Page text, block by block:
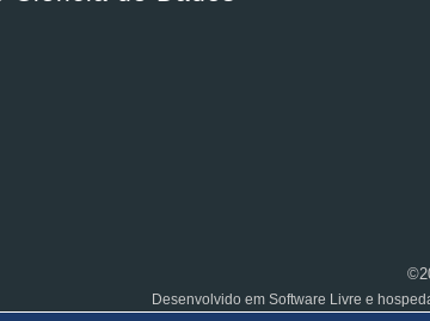
Desenvolvido em Software Livre e